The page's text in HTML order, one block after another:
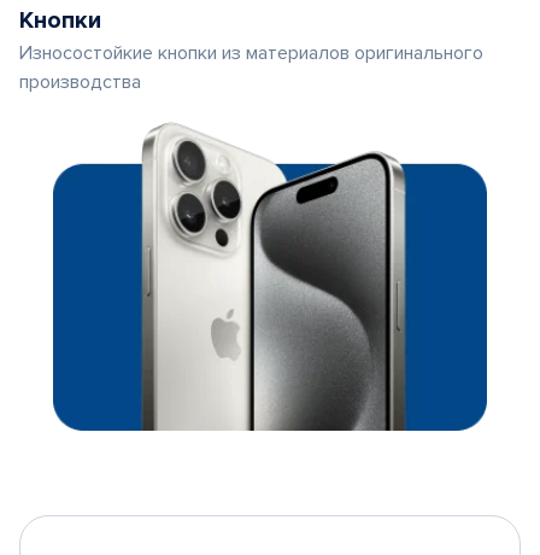
Кнопки
Износостойкие кнопки из материалов оригинального
производства